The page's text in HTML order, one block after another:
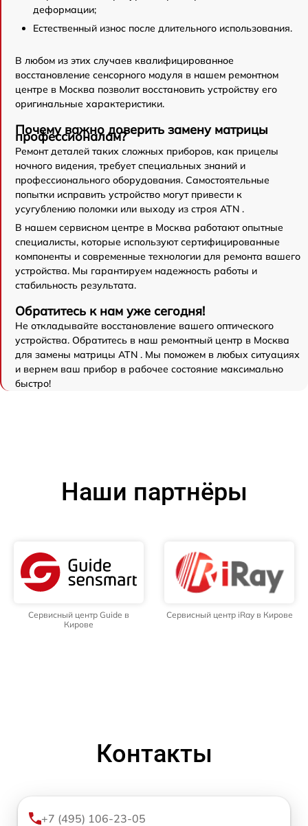
деформации;
Естественный износ после длительного использования.
В любом из этих случаев квалифицированное
восстановление сенсорного модуля в нашем ремонтном
центре в Москва позволит восстановить устройству его
оригинальные характеристики.
Почему важно доверить замену матрицы
профессионалам?
Ремонт деталей таких сложных приборов, как прицелы
ночного видения, требует специальных знаний и
профессионального оборудования. Самостоятельные
попытки исправить устройство могут привести к
усугублению поломки или выходу из строя ATN .
В нашем сервисном центре в Москва работают опытные
специалисты, которые используют сертифицированные
компоненты и современные технологии для ремонта вашего
устройства. Мы гарантируем надежность работы и
стабильность результата.
Обратитесь к нам уже сегодня!
Не откладывайте восстановление вашего оптического
устройства. Обратитесь в наш ремонтный центр в Москва
для замены матрицы ATN . Мы поможем в любых ситуациях
и вернем ваш прибор в рабочее состояние максимально
быстро!
Наши партнёры
Сервисный центр Guide в
Кирове
Сервисный центр iRay в Кирове
Контакты
+7 (495) 106-23-05